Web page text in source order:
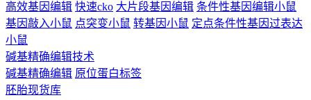
高效基因编辑 快速cko 大片段基因编辑 条件性基因编辑小鼠
基因敲入小鼠 点突变小鼠 转基因小鼠 定点条件性基因过表达
小鼠
碱基精确编辑技术
碱基精确编辑 原位蛋白标签
胚胎现货库